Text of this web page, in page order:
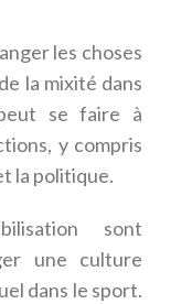
les choses
la mixité dans
se faire à
y compris
la politique.
sont
une culture
dans le sport.